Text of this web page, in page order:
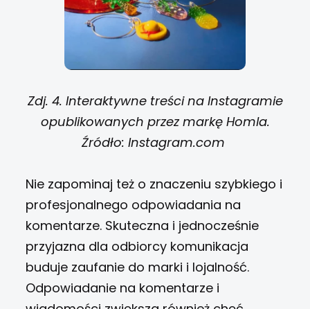
Zdj. 4. Interaktywne treści na Instagramie
opublikowanych przez markę Homla.
Źródło: Instagram.com
Nie zapominaj też o znaczeniu szybkiego i
profesjonalnego odpowiadania na
komentarze. Skuteczna i jednocześnie
przyjazna dla odbiorcy komunikacja
buduje zaufanie do marki i lojalność.
Odpowiadanie na komentarze i